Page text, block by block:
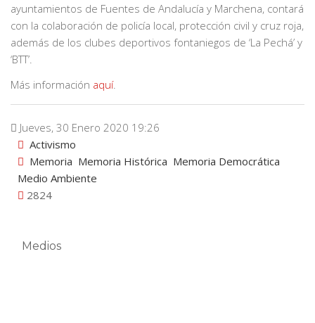
ayuntamientos de Fuentes de Andalucía y Marchena, contará
con la colaboración de policía local, protección civil y cruz roja,
además de los clubes deportivos fontaniegos de ‘La Pechá’ y
‘BTT’.
Más información aquí.
Jueves, 30 Enero 2020 19:26
Activismo
Memoria Memoria Histórica Memoria Democrática
Medio Ambiente
2824
Medios